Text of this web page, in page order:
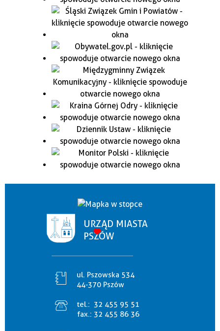
URZĄD MIASTA
PSZÓW
ul. Pszowska 534
44-370 Pszów
tel.: 32 455 95 51
fax.: 32 455 86 36